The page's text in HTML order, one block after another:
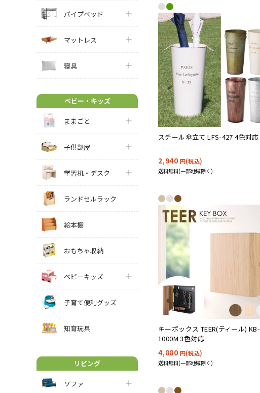
パイプベッド
マットレス
寝具
ベビー・キッズ
ままごと
子供部屋
学習机・デスク
ランドセルラック
絵本棚
おもちゃ収納
ベビーキッズ
子育て便利グッズ
知育玩具
リビング
ソファ
スチール傘立て LFS-427 4色対応
2,940 円(税込)
送料無料(一部地域除く)
キーボックス TEER(ティール) KB-
1000M 3色対応
4,880 円(税込)
送料無料(一部地域除く)